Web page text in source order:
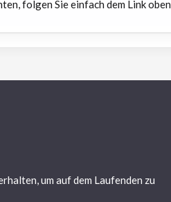
folgen Sie einfach dem Link oben
um auf dem Laufenden zu